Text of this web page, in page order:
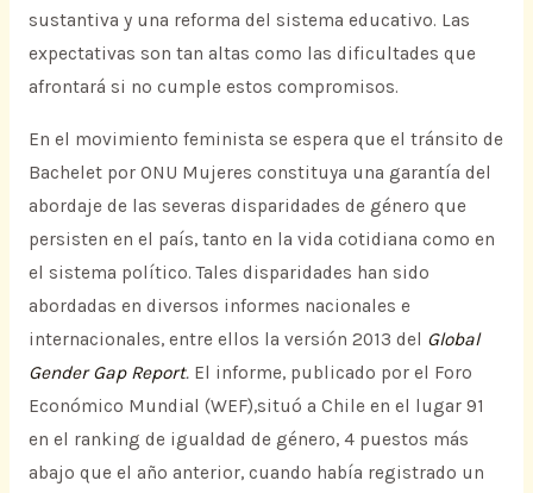
sustantiva y una reforma del sistema educativo. Las
expectativas son tan altas como las dificultades que
afrontará si no cumple estos compromisos.
En el movimiento feminista se espera que el tránsito de
Bachelet por ONU Mujeres constituya una garantía del
abordaje de las severas disparidades de género que
persisten en el país, tanto en la vida cotidiana como en
el sistema político. Tales disparidades han sido
abordadas en diversos informes nacionales e
internacionales, entre ellos la versión 2013 del Global
Gender Gap Report. El informe, publicado por el Foro
Económico Mundial (WEF),situó a Chile en el lugar 91
en el ranking de igualdad de género, 4 puestos más
abajo que el año anterior, cuando había registrado un